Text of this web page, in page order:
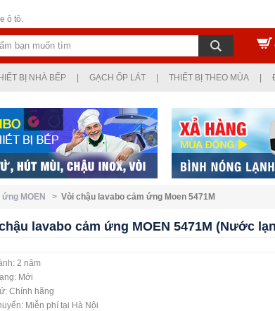
ô tô.
BỊ NHÀ BẾP GẠCH ỐP LÁT THIẾT BỊ THEO MÙA
ứng MOEN > Vòi chậu lavabo cảm ứng Moen 5471M
lavabo cảm ứng MOEN 5471M (Nước
2 năm
Mới
Chính hãng
Miễn phí tại Hà Nội